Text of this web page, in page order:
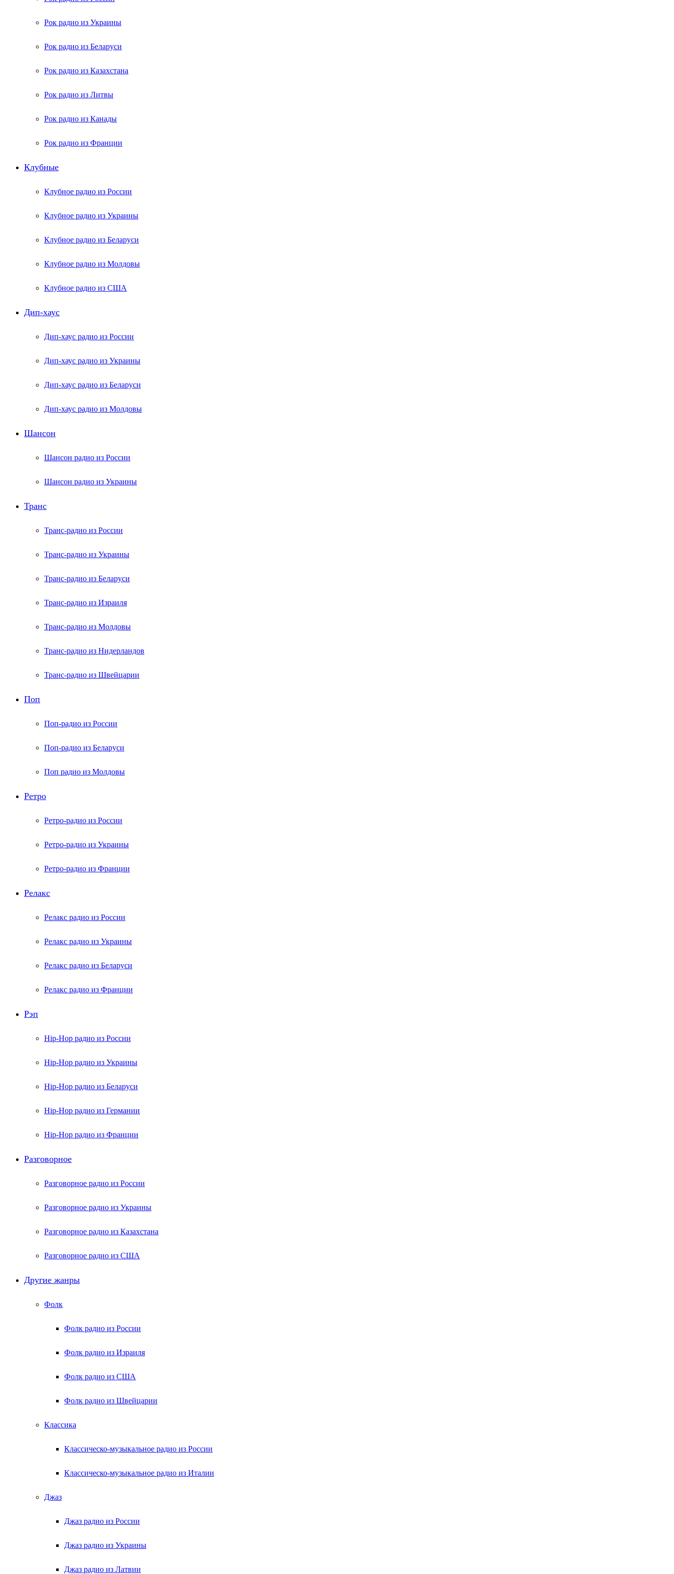
Рок радио из Украины
Рок радио из Беларуси
Рок радио из Казахстана
Рок радио из Литвы
Рок радио из Канады
Рок радио из Франции
Клубные
Клубное радио из России
Клубное радио из Украины
Клубное радио из Беларуси
Клубное радио из Молдовы
Клубное радио из США
Дип-хаус
Дип-хаус радио из России
Дип-хаус радио из Украины
Дип-хаус радио из Беларуси
Дип-хаус радио из Молдовы
Шансон
Шансон радио из России
Шансон радио из Украины
Транс
Транс-радио из России
Транс-радио из Украины
Транс-радио из Беларуси
Транс-радио из Израиля
Транс-радио из Молдовы
Транс-радио из Нидерландов
Транс-радио из Швейцарии
Поп
Поп-радио из России
Поп-радио из Беларуси
Поп радио из Молдовы
Ретро
Ретро-радио из России
Ретро-радио из Украины
Ретро-радио из Франции
Релакс
Релакс радио из России
Релакс радио из Украины
Релакс радио из Беларуси
Релакс радио из Франции
Рэп
Hip-Hop радио из России
Hip-Hop радио из Украины
Hip-Hop радио из Беларуси
Hip-Hop радио из Германии
Hip-Hop радио из Франции
Разговорное
Разговорное радио из России
Разговорное радио из Украины
Разговорное радио из Казахстана
Разговорное радио из США
Другие жанры
Фолк
Фолк радио из России
Фолк радио из Израиля
Фолк радио из США
Фолк радио из Швейцарии
Классика
Классическо-музыкальное радио из России
Классическо-музыкальное радио из Италии
Джаз
Джаз радио из России
Джаз радио из Украины
Джаз радио из Латвии